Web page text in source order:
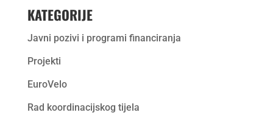
KATEGORIJE
Javni pozivi i programi financiranja
Projekti
EuroVelo
Rad koordinacijskog tijela